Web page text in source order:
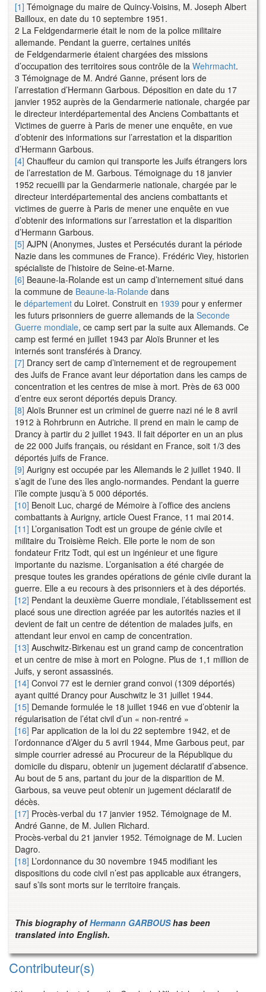
[1] Témoignage du maire de Quincy-Voisins, M. Joseph Albert
Bailloux, en date du 10 septembre 1951.
2 La Feldgendarmerie était le nom de la police militaire
allemande. Pendant la guerre, certaines unités
de Feldgendarmerie étaient chargées des missions
d’occupation des territoires sous contrôle de la Wehrmacht.
3 Témoignage de M. André Ganne, présent lors de
l’arrestation d’Hermann Garbous. Déposition en date du 17
janvier 1952 auprès de la Gendarmerie nationale, chargée par
le directeur interdépartemental des Anciens Combattants et
Victimes de guerre à Paris de mener une enquête, en vue
d’obtenir des informations sur l’arrestation et la disparition
d’Hermann Garbous.
[4] Chauffeur du camion qui transporte les Juifs étrangers lors
de l’arrestation de M. Garbous. Témoignage du 18 janvier
1952 recueilli par la Gendarmerie nationale, chargée par le
directeur interdépartemental des anciens combattants et
victimes de guerre à Paris de mener une enquête en vue
d’obtenir des informations sur l’arrestation et la disparition
d’Hermann Garbous.
[5] AJPN (Anonymes, Justes et Persécutés durant la période
Nazie dans les communes de France). Frédéric Viey, historien
spécialiste de l’histoire de Seine-et-Marne.
[6] Beaune-la-Rolande est un camp d’internement situé dans
la commune de Beaune-la-Rolande dans
le département du Loiret. Construit en 1939 pour y enfermer
les futurs prisonniers de guerre allemands de la Seconde
Guerre mondiale, ce camp sert par la suite aux Allemands. Ce
camp est fermé en juillet 1943 par Aloïs Brunner et les
internés sont transférés à Drancy.
[7] Drancy sert de camp d’internement et de regroupement
des Juifs de France avant leur déportation dans les camps de
concentration et les centres de mise à mort. Près de 63 000
d’entre eux seront déportés depuis Drancy.
[8] Aloïs Brunner est un criminel de guerre nazi né le 8 avril
1912 à Rohrbrunn en Autriche. Il prend en main le camp de
Drancy à partir du 2 juillet 1943. Il fait déporter en un an plus
de 22 000 Juifs français, ou résidant en France, soit 1/3 des
déportés juifs de France.
[9] Aurigny est occupée par les Allemands le 2 juillet 1940. Il
s’agit de l’une des îles anglo-normandes. Pendant la guerre
l’île compte jusqu’à 5 000 déportés.
[10] Benoit Luc, chargé de Mémoire à l’office des anciens
combattants à Aurigny, article Ouest France, 11 mai 2014.
[11] L’organisation Todt est un groupe de génie civile et
militaire du Troisième Reich. Elle porte le nom de son
fondateur Fritz Todt, qui est un ingénieur et une figure
importante du nazisme. L’organisation a été chargée de
presque toutes les grandes opérations de génie civile durant la
guerre. Elle a eu recours à des prisonniers et à des déportés.
[12] Pendant la deuxième Guerre mondiale, l’établissement est
placé sous une direction agréée par les autorités nazies et il
devient de fait un centre de détention de malades juifs, en
attendant leur envoi en camp de concentration.
[13] Auschwitz-Birkenau est un grand camp de concentration
et un centre de mise à mort en Pologne. Plus de 1,1 million de
Juifs, y seront assassinés.
[14] Convoi 77 est le dernier grand convoi (1309 déportés)
ayant quitté Drancy pour Auschwitz le 31 juillet 1944.
[15] Demande formulée le 18 juillet 1946 en vue d’obtenir la
régularisation de l’état civil d’un « non-rentré »
[16] Par application de la loi du 22 septembre 1942, et de
l’ordonnance d’Alger du 5 avril 1944, Mme Garbous peut, par
simple courrier adressé au Procureur de la République du
domicile du disparu, obtenir un jugement déclaratif d’absence.
Au bout de 5 ans, partant du jour de la disparition de M.
Garbous, sa veuve peut obtenir un jugement déclaratif de
décès.
[17] Procès-verbal du 17 janvier 1952. Témoignage de M.
André Ganne, de M. Julien Richard.
Procès-verbal du 21 janvier 1952. Témoignage de M. Lucien
Dagro.
[18] L’ordonnance du 30 novembre 1945 modifiant les
dispositions du code civil n’est pas applicable aux étrangers,
sauf s’ils sont morts sur le territoire français.
This biography ofHermann GARBOUShas been
translated into English.
Contributeur(s)